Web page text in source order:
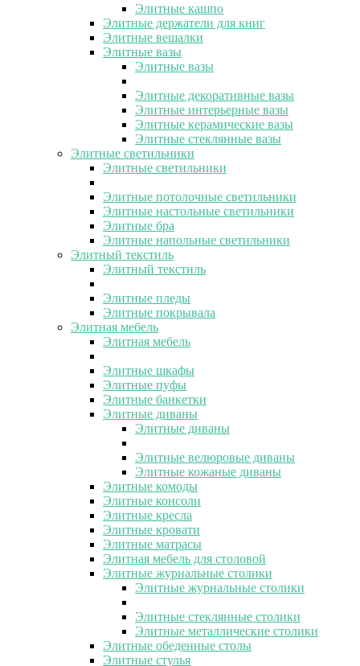
Элитные кашпо
Элитные держатели для книг
Элитные вешалки
Элитные вазы
Элитные вазы
Элитные декоративные вазы
Элитные интерьерные вазы
Элитные керамические вазы
Элитные стеклянные вазы
Элитные светильники
Элитные светильники
Элитные потолочные светильники
Элитные настольные светильники
Элитные бра
Элитные напольные светильники
Элитный текстиль
Элитный текстиль
Элитные пледы
Элитные покрывала
Элитная мебель
Элитная мебель
Элитные шкафы
Элитные пуфы
Элитные банкетки
Элитные диваны
Элитные диваны
Элитные велюровые диваны
Элитные кожаные диваны
Элитные комоды
Элитные консоли
Элитные кресла
Элитные кровати
Элитные матрасы
Элитная мебель для столовой
Элитные журнальные столики
Элитные журнальные столики
Элитные стеклянные столики
Элитные металлические столики
Элитные обеденные столы
Элитные стулья